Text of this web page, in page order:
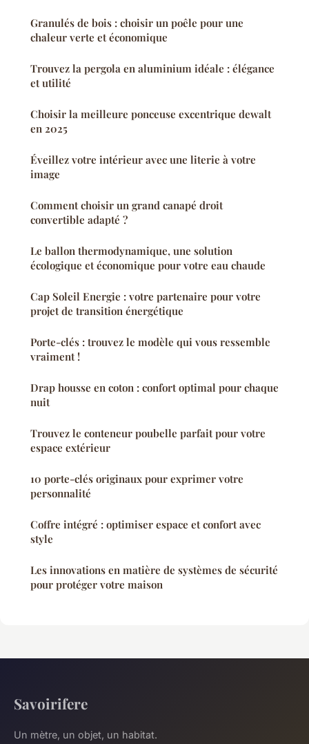
Granulés de bois : choisir un poêle pour une
chaleur verte et économique
Trouvez la pergola en aluminium idéale : élégance
et utilité
Choisir la meilleure ponceuse excentrique dewalt
en 2025
Éveillez votre intérieur avec une literie à votre
image
Comment choisir un grand canapé droit
convertible adapté ?
Le ballon thermodynamique, une solution
écologique et économique pour votre eau chaude
Cap Soleil Energie : votre partenaire pour votre
projet de transition énergétique
Porte-clés : trouvez le modèle qui vous ressemble
vraiment !
Drap housse en coton : confort optimal pour chaque
nuit
Trouvez le conteneur poubelle parfait pour votre
espace extérieur
10 porte-clés originaux pour exprimer votre
personnalité
Coffre intégré : optimiser espace et confort avec
style
Les innovations en matière de systèmes de sécurité
pour protéger votre maison
Savoirifere
Un mètre, un objet, un habitat.